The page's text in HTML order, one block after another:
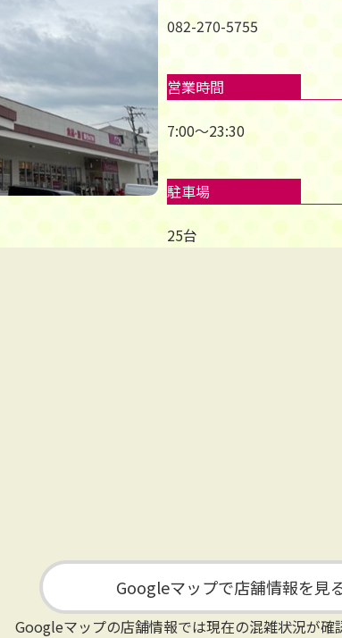
082-270-5755
営業時間
7:00～23:30
駐車場
25台
Googleマップで店舗情報を見
Googleマップの店舗情報では現在の混雑状況が確